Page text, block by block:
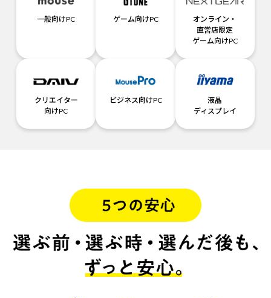
一般向けPC ゲーム向けPC
オンライン・
直営店限定
ゲーム向けPC
クリエイター
向けPC
ビジネス向けPC
液晶
ディスプレイ